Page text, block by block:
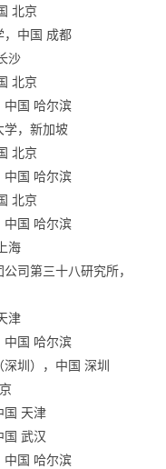
北京
中国 成都
沙
北京
国 哈尔滨
，新加坡
北京
国 哈尔滨
北京
国 哈尔滨
海
第三十八研究所，
津
国 哈尔滨
圳），中国 深圳
天津
武汉
国 哈尔滨